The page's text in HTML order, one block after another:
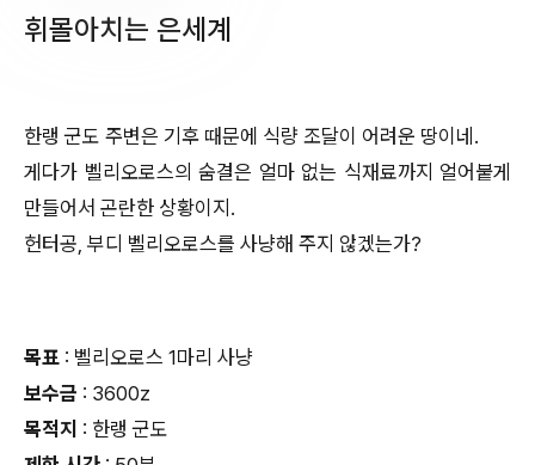
휘몰아치는 은세계
한랭 군도 주변은 기후 때문에 식량 조달이 어려운 땅이네.
게다가 벨리오로스의 숨결은 얼마 없는 식재료까지 얼어붙게
만들어서 곤란한 상황이지.
헌터공, 부디 벨리오로스를 사냥해 주지 않겠는가?
목표 : 벨리오로스 1마리 사냥
보수금 : 3600z
목적지 : 한랭 군도